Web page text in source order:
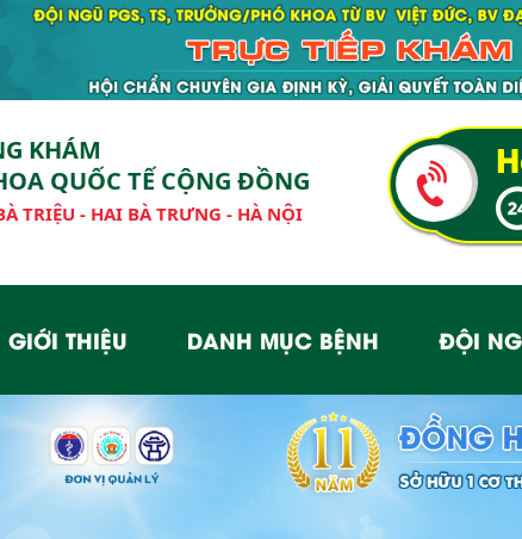
KHÁM
QUỐC TẾ CỘNG ĐỒNG
TRIỆU - HAI BÀ TRƯNG - HÀ NỘI
GIỚI THIỆU DANH MỤC BỆNH ĐỘI